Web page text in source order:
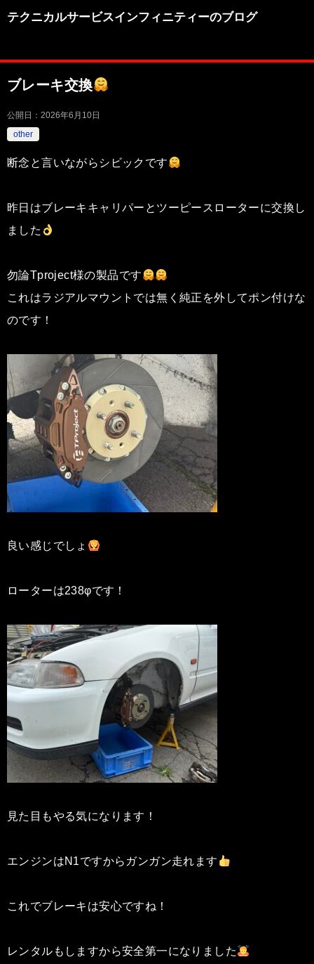
テクニカルサービスインフィニティーのブログ
ブレーキ交換
公開日： 2026年6月10日
other
断念と言いながらシビックです
昨日はブレーキキャリパーとツーピースローターに交換し
ました
勿論Tproject様の製品です
これはラジアルマウントでは無く純正を外してポン付けな
のです！
良い感じでしょ
ローターは238φです！
見た目もやる気になります！
エンジンはN1ですからガンガン走れます
これでブレーキは安心ですね！
レンタルもしますから安全第一になりました